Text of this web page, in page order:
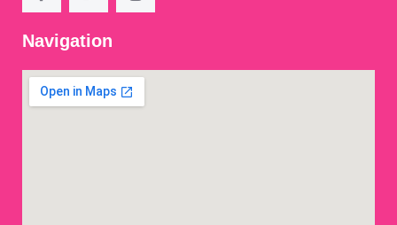
Navigation